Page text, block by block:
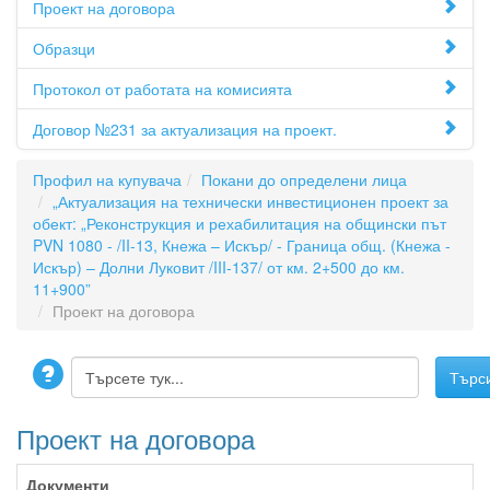
Проект на договора
Образци
Протокол от работата на комисията
Договор №231 за актуализация на проект.
Профил на купувача
Покани до определени лица
„Актуализация на технически инвестиционен проект за
обект: „Реконструкция и рехабилитация на общински път
PVN 1080 - /II-13, Кнежа – Искър/ - Граница общ. (Кнежа -
Искър) – Долни Луковит /III-137/ от км. 2+500 до км.
11+900”
Проект на договора
Проект на договора
Документи